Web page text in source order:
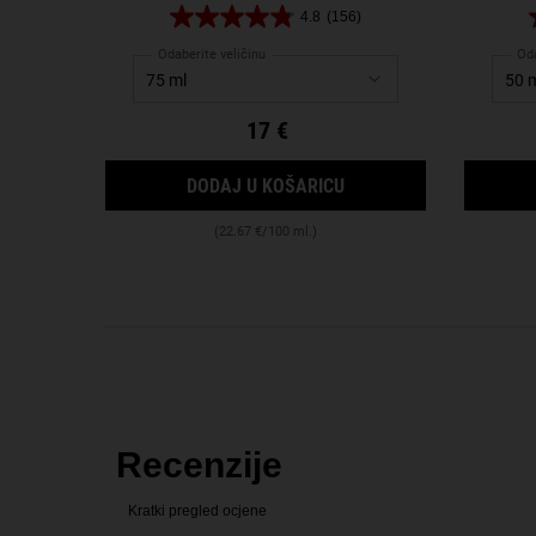
4.8 (156)
Odaberite veličinu
17 €
DODAJ U KOŠARICU CALENDULA DEEP
(22.67 €/100 ml.)